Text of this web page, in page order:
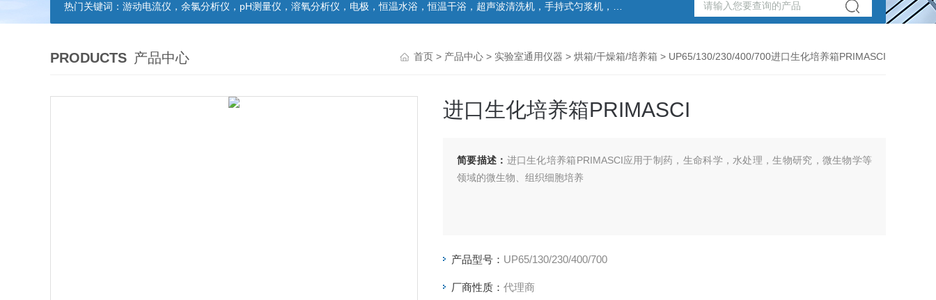
热门关键词： 游动电流仪，余氯分析仪，pH测量仪，溶氧分析仪，电极，恒温水浴，恒温干浴，超声波清洗机，手持式匀浆机，匀浆分散机,
PRODUCTS 产品中心 首页 > 产品中心 > 实验室通用仪器 > 烘箱/干燥箱/培养箱 > UP65/130/230/400/700进口生化培养箱PRIMASCI
进口生化培养箱PRIMASCI
简要描述： 进口生化培养箱PRIMASCI应用于制药，生命科学，水处理，生物研究，微生物学等
领域的微生物、组织细胞培养
产品型号： UP65/130/230/400/700
厂商性质： 代理商